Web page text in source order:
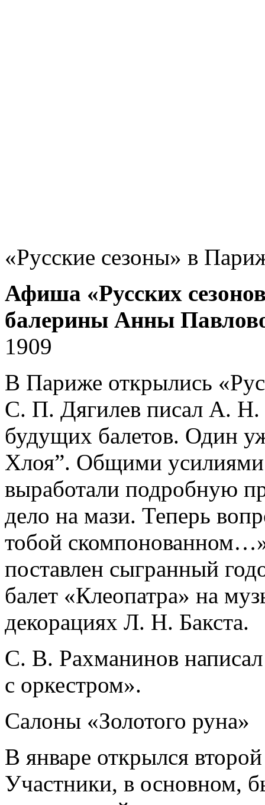
«Русские сезоны» в
Афиша «Русских
балерины Анны
1909
В Париже открылись
С. П. Дягилев писал А. Н.
будущих балетов. Один
Хлоя”. Общими
выработали подробную
дело на мази. Теперь
тобой
поставлен сыгранный
балет «Клеопатра» на
декорациях Л. Н. Бакста.
С. В. Рахманинов
с оркестром».
Салоны «Золотого руна»
В январе открылся
Участники, в основном,